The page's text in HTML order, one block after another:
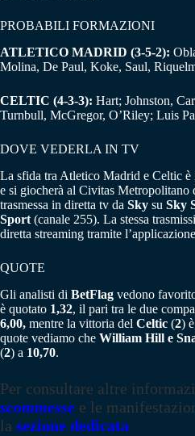
PROBABILI FORMAZIONI
ATLETICO MADRID (3-5-2):
Molina, De Paul, Koke, Saul,
CELTIC (4-3-3): Hart; Johnston,
Turnbull, McGregor, O’Riley; Luis
DOVE VEDERLA IN TV
La sfida tra Atletico Madrid e Celtic
e si giocherà al Civitas Metropolitano
trasmessa in diretta tv da Sky su Sky
Sport (canale 255). La stessa
diretta streaming tramite l’applicazione
QUOTE
Gli analisti di BetFlag vedono
è quotato 1,32, il pari tra le due
6,00, mentre la vittoria del Celtic (2)
quote vediamo che William Hill e
(2) a 10,70.
Per consultare altre
scommesse e le
la sezione dedicata